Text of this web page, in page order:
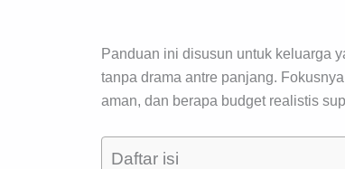
Panduan ini disusun untuk keluarga
tanpa drama antre panjang.
aman, dan berapa budget realistis
Daftar isi